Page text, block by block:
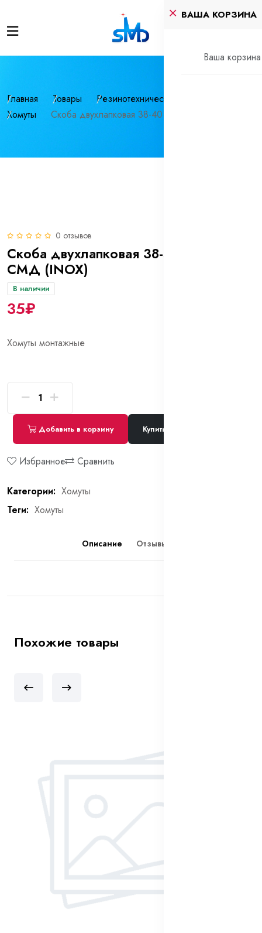
ВАША КОРЗИНА
Ваша корзина
Главная Товары
Резинотехнические изделия
Хомуты
Скоба двухлапковая 38-40 нерж СМД (INOX)
0 отзывов
Скоба двухлапковая 38-40 нерж
СМД (INOX)
В наличии
35₽
Хомуты монтажные
Добавить в корзину Купить сейчас
Избранное Сравнить
Категории: Хомуты
Теги: Хомуты
Описание Отзывы (0)
Похожие товары